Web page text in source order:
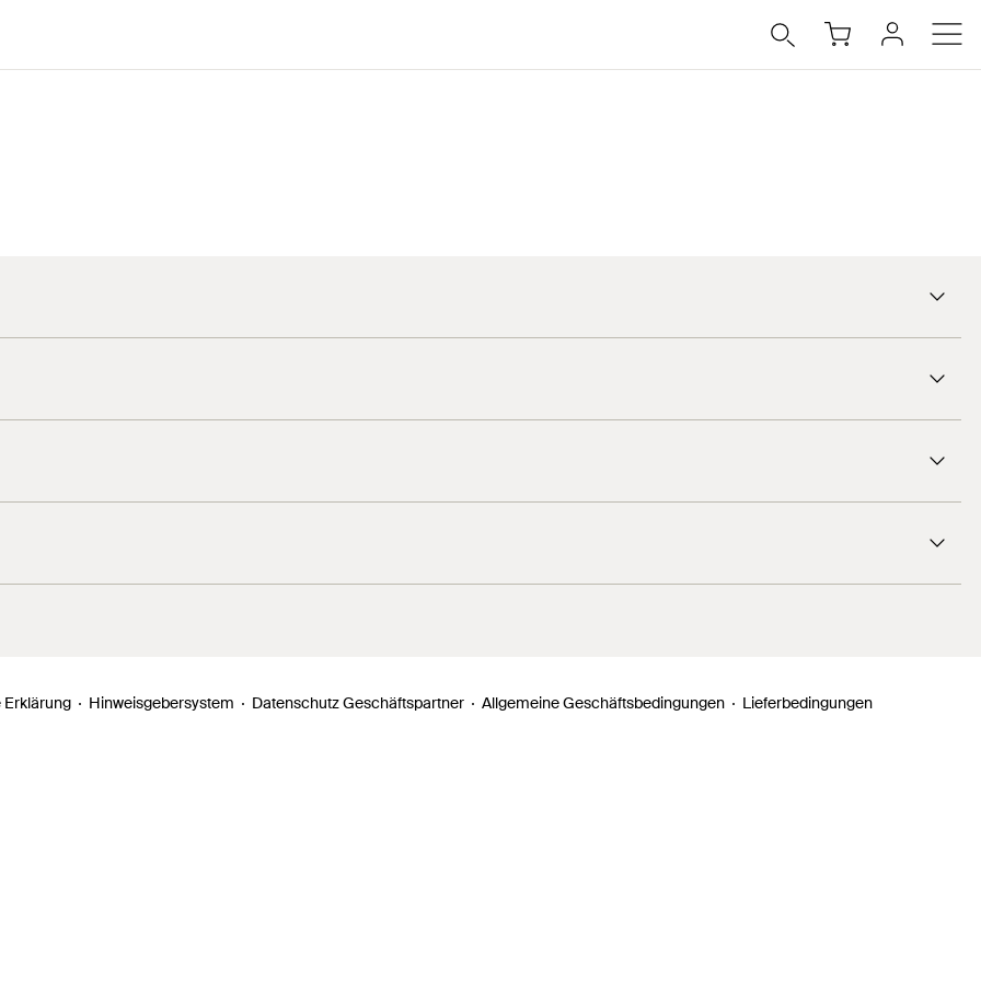
Erklärung Hinweisgebersystem Datenschutz Geschäftspartner Allgemeine Geschäftsbedingungen Lieferbedingungen